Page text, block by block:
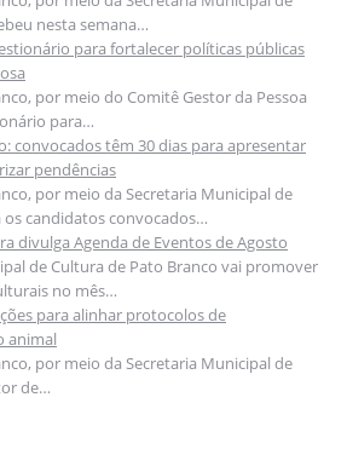
nesta semana…
para fortalecer políticas públicas
por meio do Comitê Gestor da Pessoa
para…
convocados têm 30 dias para apresentar
pendências
por meio da Secretaria Municipal de
os candidatos convocados…
divulga Agenda de Eventos de Agosto
de Cultura de Pato Branco vai promover
no mês…
para alinhar protocolos de
animal
por meio da Secretaria Municipal de
de…